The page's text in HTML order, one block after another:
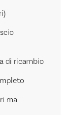
di ricambio
ma